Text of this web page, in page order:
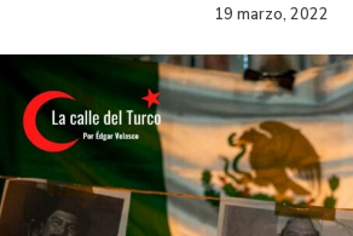
19 marzo, 2022